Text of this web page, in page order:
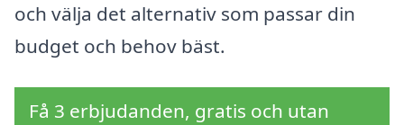
och välja det alternativ som passar din
budget och behov bäst.
Få 3 erbjudanden, gratis och utan